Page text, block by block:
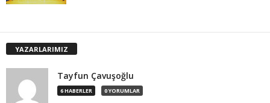
YAZARLARIMIZ
Tayfun Çavuşoğlu
6 HABERLER 0 YORUMLAR